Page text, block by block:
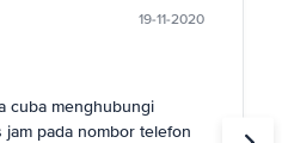
19-11-2020
cuba menghubungi
pada nombor telefon